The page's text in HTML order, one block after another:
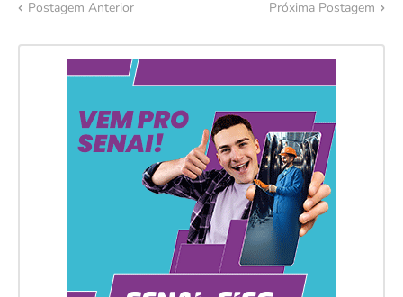
Postagem Anterior Próxima Postagem